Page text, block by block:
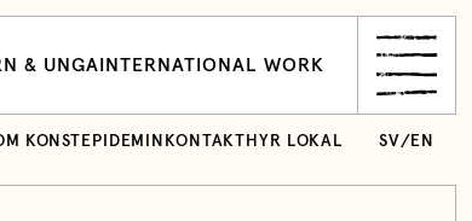
& UNGA INTERNATIONAL WORK
KONSTEPIDEMIN KONTAKT HYR LOKAL SV/ EN